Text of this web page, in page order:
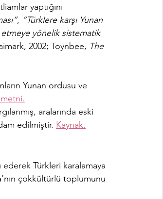
yaptığını
, “Türklere karşı Yunan
yönelik sistematik
2002; Toynbee, The
Yunan ordusu ve
aralarında eski
edilmiştir. Kaynak.
Türkleri karalamaya
çokkültürlü toplumunu